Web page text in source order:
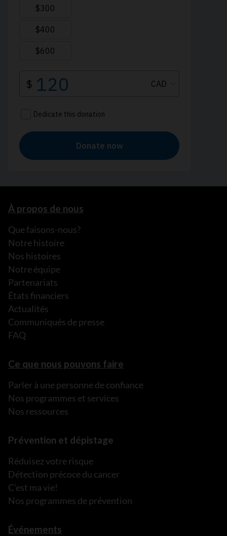
À propos de nous
Que faisons-nous?
Notre histoire
Nos histoires
Notre équipe
Partenariats
États financiers
Actualités
Communiqués de presse
FAQ
Ce que nous pouvons faire
Parler à une personne de confiance
Nos programmes et services
Nos ressources
Prévention et dépistage
Réduisez votre risque
Détection précoce du cancer
C’est ma vie!
Nos programmes de prévention
Événements